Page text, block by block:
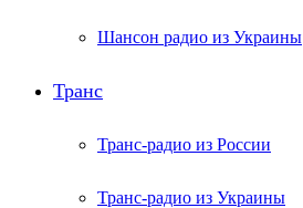
Шансон радио из Украины
Транс
Транс-радио из России
Транс-радио из Украины